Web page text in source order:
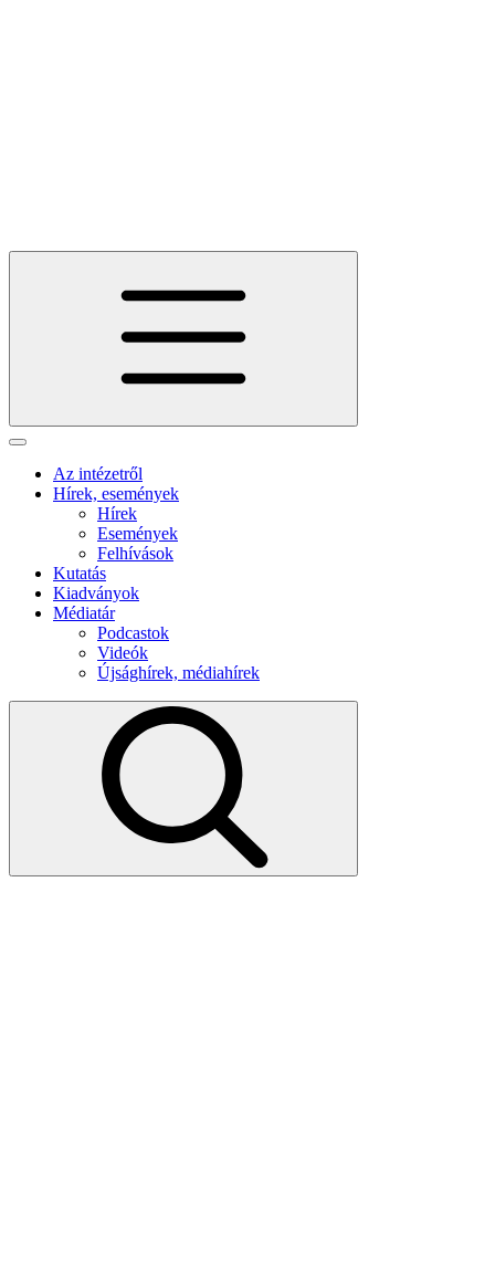
Az intézetről
Hírek, események
Hírek
Események
Felhívások
Kutatás
Kiadványok
Médiatár
Podcastok
Videók
Újsághírek, médiahírek